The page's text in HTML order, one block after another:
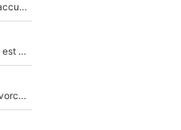
Avant l’annonce de sa première liste, Zidane a décidé d’accueillir une nouvelle tête en équipe de France
Mercato - Analyse : Real-Vinicius Jr, la surprise qui n'en est pas une...
Frank McCourt et Pablo Longoria : Les coulisses d’un divorce coûteux qui ruine l’OM à petit feu…